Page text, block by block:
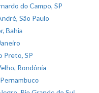
do Campo, SP
São Paulo
Bahia
Preto, SP
Rondônia